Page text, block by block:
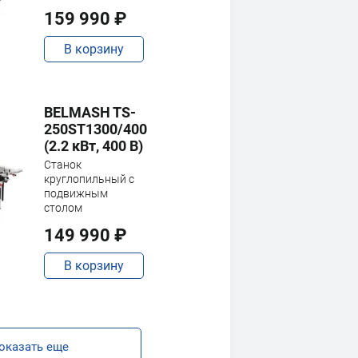
159 990 ₽
В корзину
BELMASH TS-
250ST1300/400
(2.2 кВт, 400 В)
Станок
круглопильный с
подвижным
столом
149 990 ₽
В корзину
еще